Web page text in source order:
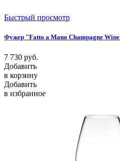
Быстрый просмотр
Фужер "Fatto a Mano Champagne
7 730 руб.
Добавить
в корзину
Добавить
в избранное